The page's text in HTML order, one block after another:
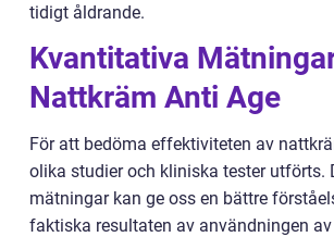
tidigt åldrande.
Kvantitativa
Nattkräm Anti Age
För att bedöma effektiviteten av
olika studier och kliniska tester utförts.
mätningar kan ge oss en bättre
faktiska resultaten av användningen av